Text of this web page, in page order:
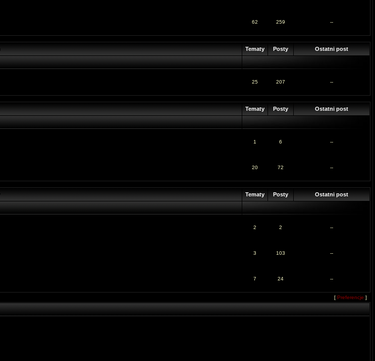
62 259 --
Tematy Posty Ostatni post
25 207 --
Tematy Posty Ostatni post
1 6 --
20 72 --
Tematy Posty Ostatni post
2 2 --
3 103 --
7 24 --
[ Preferencje ]